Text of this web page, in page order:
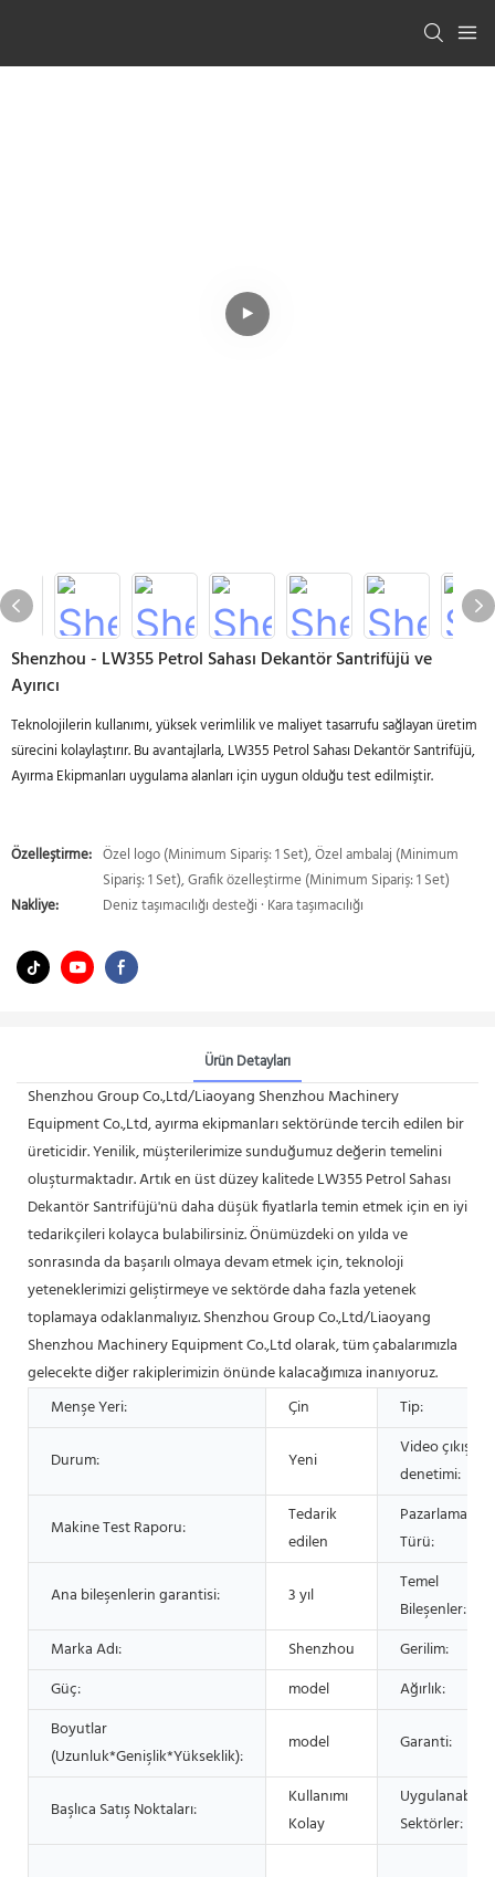
Shenzhou - LW355 Petrol Sahası Dekantör Santrifüjü ve
Ayırıcı
Teknolojilerin kullanımı, yüksek verimlilik ve maliyet tasarrufu sağlayan üretim
sürecini kolaylaştırır. Bu avantajlarla, LW355 Petrol Sahası Dekantör Santrifüjü,
Ayırma Ekipmanları uygulama alanları için uygun olduğu test edilmiştir.
Özelleştirme: Özel logo (Minimum Sipariş: 1 Set), Özel ambalaj (Minimum
Sipariş: 1 Set), Grafik özelleştirme (Minimum Sipariş: 1 Set)
Nakliye:
Deniz taşımacılığı desteği · Kara taşımacılığı
Ürün Detayları
Shenzhou Group Co.,Ltd/Liaoyang Shenzhou Machinery
Equipment Co.,Ltd, ayırma ekipmanları sektöründe tercih edilen bir
üreticidir. Yenilik, müşterilerimize sunduğumuz değerin temelini
oluşturmaktadır. Artık en üst düzey kalitede LW355 Petrol Sahası
Dekantör Santrifüjü'nü daha düşük fiyatlarla temin etmek için en iyi
tedarikçileri kolayca bulabilirsiniz. Önümüzdeki on yılda ve
sonrasında da başarılı olmaya devam etmek için, teknoloji
yeteneklerimizi geliştirmeye ve sektörde daha fazla yetenek
toplamaya odaklanmalıyız. Shenzhou Group Co.,Ltd/Liaoyang
Shenzhou Machinery Equipment Co.,Ltd olarak, tüm çabalarımızla
gelecekte diğer rakiplerimizin önünde kalacağımıza inanıyoruz.
Menşe Yeri:
Çin Tip:
Durum: Yeni
Video çıkış
denetimi:
Makine Test Raporu:
Tedarik
edilen
Pazarlama
Türü:
Ana bileşenlerin garantisi: 3 yıl
Temel
Bileşenler:
Marka Adı:
Shenzhou
Gerilim:
Güç:
model
Ağırlık:
Boyutlar
(Uzunluk*Genişlik*Yükseklik):
model Garanti:
Başlıca Satış Noktaları:
Kullanımı
Kolay
Uygulanabilir
Sektörler: